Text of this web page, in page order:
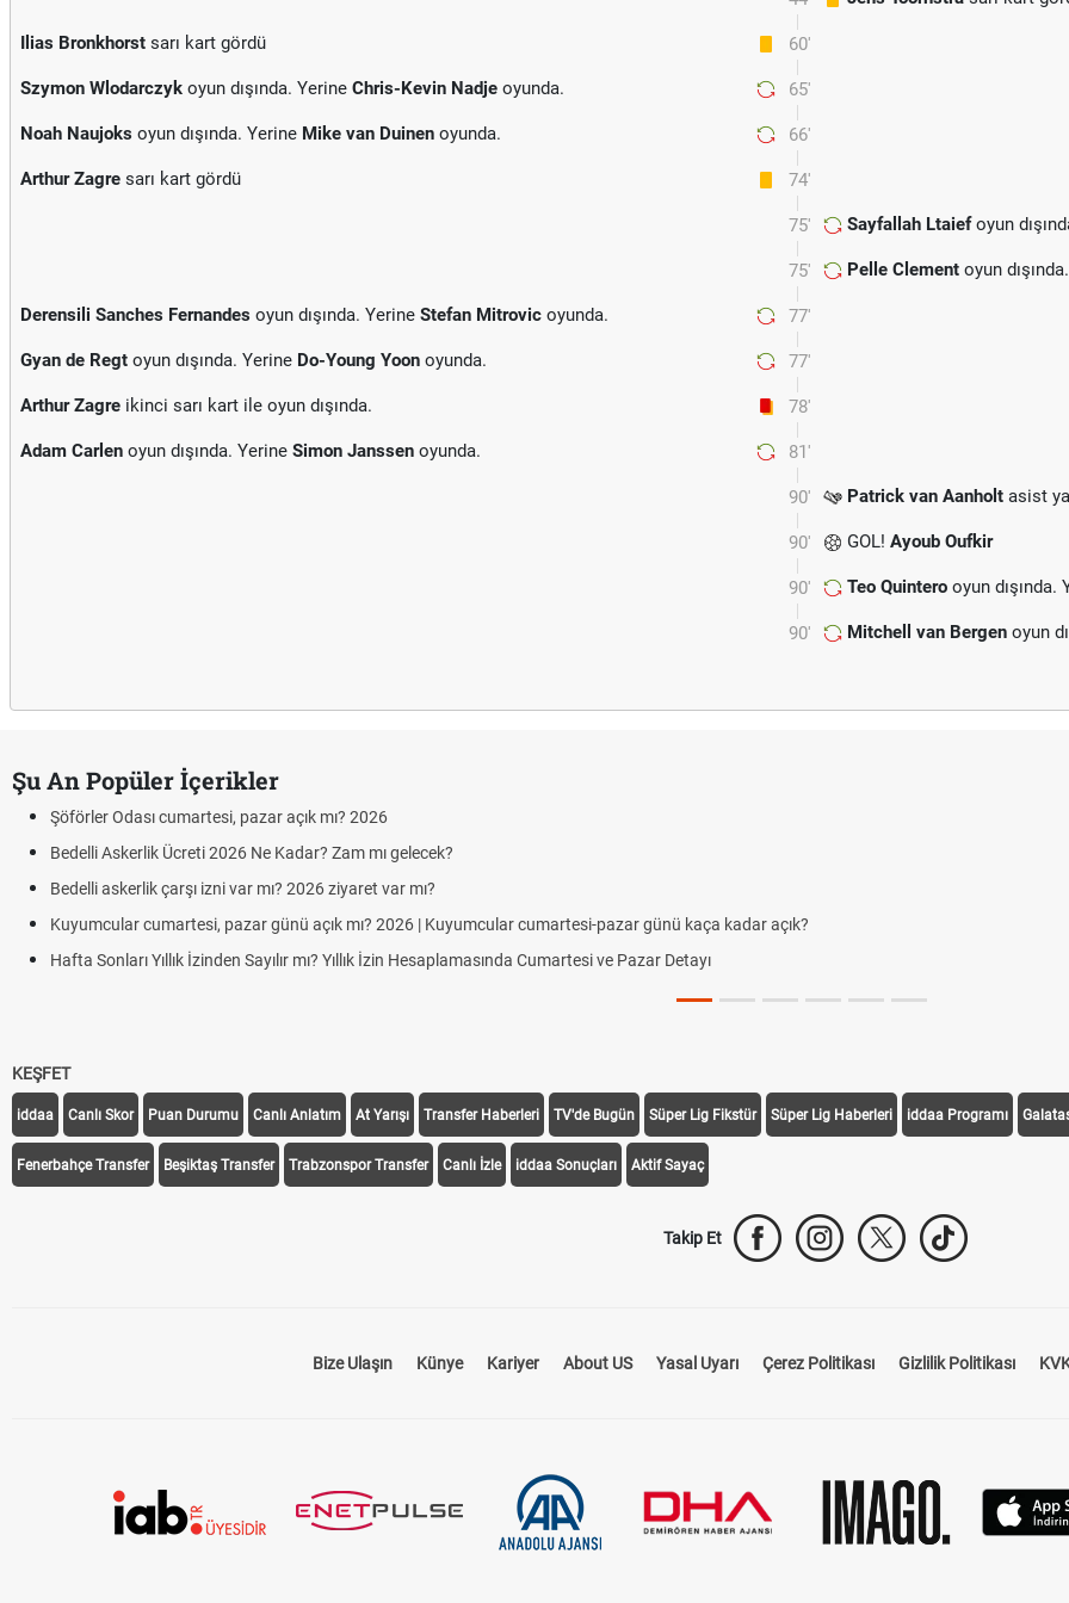
60'
Ilias Bronkhorst sarı kart gördü
65'
Szymon Wlodarczyk oyun dışında. Yerine Chris-Kevin Nadje oyunda.
66'
Noah Naujoks oyun dışında. Yerine Mike van Duinen oyunda.
74'
Arthur Zagre sarı kart gördü
75' Sayfallah Ltaiefoyun
75' Pelle Clement oyun
77'
Derensili Sanches Fernandes oyun dışında. Yerine Stefan Mitrovic oyunda.
77'
Gyan de Regt oyun dışında. Yerine Do-Young Yoon oyunda.
78'
Arthur Zagre ikinci sarı kart ile oyun dışında.
81'
Adam Carlen oyun dışında. Yerine Simon Janssen oyunda.
90' Patrick van Aanholt asist
90' GOL! Ayoub Oufkir
90' Teo Quintero oyun dışında.
90' Mitchell van Bergen oyun
Şu An Popüler İçerikler
Şöförler Odası cumartesi, pazar açık mı? 2026
Bedelli Askerlik Ücreti 2026 Ne Kadar? Zam mı gelecek?
Bedelli askerlik çarşı izni var mı? 2026 ziyaret var mı?
Kuyumcular cumartesi, pazar günü açık mı? 2026 | Kuyumcular cumartesi-pazar günü kaça kadar açık?
Hafta Sonları Yıllık İzinden Sayılır mı? Yıllık İzin Hesaplamasında Cumartesi ve Pazar Detayı
KEŞFET
iddaa Canlı Skor Puan Durumu Canlı Anlatım At Yarışı Transfer Haberleri TV'de Bugün Süper Lig Fikstür Süper Lig Haberleri iddaa Programı
Fenerbahçe Transfer Beşiktaş Transfer Trabzonspor Transfer Canlı İzle iddaa Sonuçları Aktif Sayaç
Takip Et
Bize Ulaşın Künye Kariyer About US Yasal Uyarı Çerez Politikası Gizlilik Politikası